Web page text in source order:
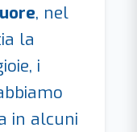
, nel
la
i
in alcuni